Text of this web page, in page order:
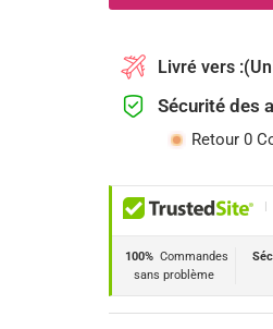
Livré vers :
Sécurité des
Retour 0
100% Commandes
sans problème